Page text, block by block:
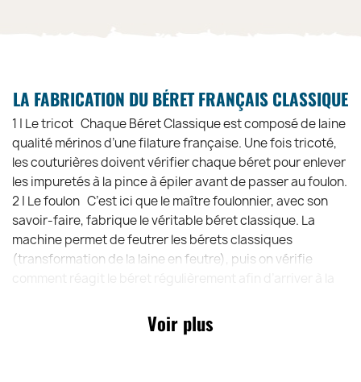
LA FABRICATION DU BÉRET FRANÇAIS CLASSIQUE
1 | Le tricot Chaque Béret Classique est composé de laine
qualité mérinos d’une filature française. Une fois tricoté,
les couturières doivent vérifier chaque béret pour enlever
les impuretés à la pince à épiler avant de passer au foulon.
2 | Le foulon C’est ici que le maître foulonnier, avec son
savoir-faire, fabrique le véritable béret classique. La
machine permet de feutrer les bérets classiques
(transformation de la laine en feutre), puis on vérifie
3| L’enformage et le séchage ! Dès sortie du foulon, les
bérets sont mis dans une cloche à vapeur en cuivre. Cela
Voir plus